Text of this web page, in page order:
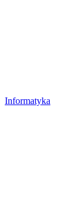
Informatyka